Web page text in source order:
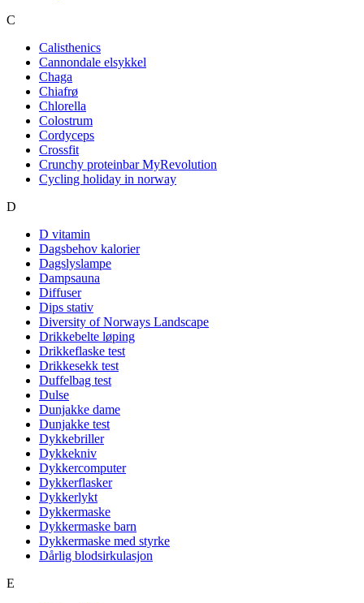
C
Calisthenics
Cannondale elsykkel
Chaga
Chiafrø
Chlorella
Colostrum
Cordyceps
Crossfit
Crunchy proteinbar MyRevolution
Cycling holiday in norway
D
D vitamin
Dagsbehov kalorier
Dagslyslampe
Dampsauna
Diffuser
Dips stativ
Diversity of Norways Landscape
Drikkebelte løping
Drikkeflaske test
Drikkesekk test
Duffelbag test
Dulse
Dunjakke dame
Dunjakke test
Dykkebriller
Dykkekniv
Dykkercomputer
Dykkerflasker
Dykkerlykt
Dykkermaske
Dykkermaske barn
Dykkermaske med styrke
Dårlig blodsirkulasjon
E